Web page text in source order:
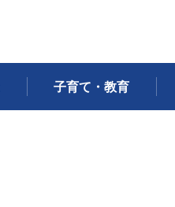
子育て・教育